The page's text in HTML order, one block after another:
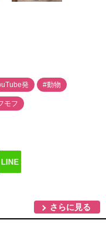
発 #動物
モフ
さらに見る